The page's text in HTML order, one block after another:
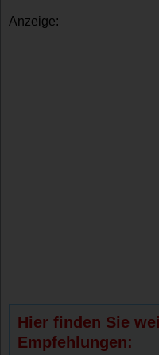
Anzeige:
Hier finden Sie
Empfehlungen: